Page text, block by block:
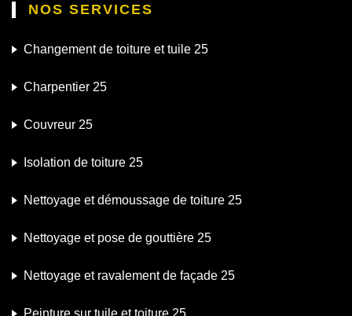
NOS SERVICES
Changement de toiture et tuile 25
Charpentier 25
Couvreur 25
Isolation de toiture 25
Nettoyage et démoussage de toiture 25
Nettoyage et pose de gouttière 25
Nettoyage et ravalement de façade 25
Peinture sur tuile et toiture 25